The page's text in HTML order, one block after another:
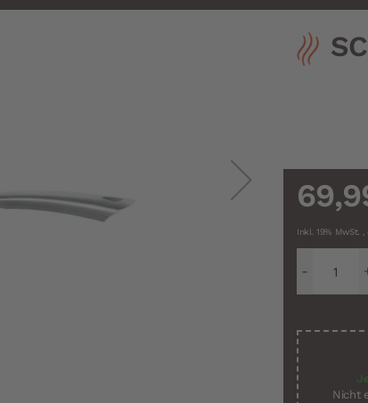
Inkl. 19% MwSt. ,
Nicht